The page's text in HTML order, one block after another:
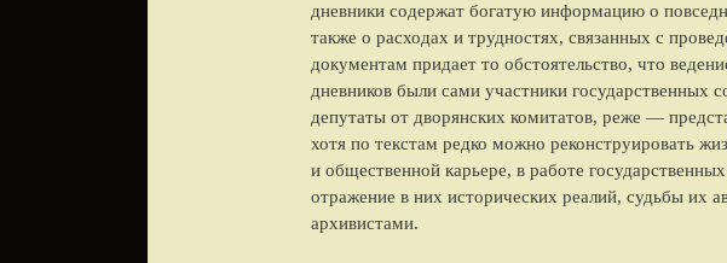
дневники содержат богатую информацию о
также о расходах и трудностях, связанных с
документам придает то обстоятельство, что
дневников были сами участники государственных
депутаты от дворянских комитатов, реже —
хотя по текстам редко можно реконструировать
и общественной карьере, в работе
отражение в них исторических реалий, судьбы их
архивистами.